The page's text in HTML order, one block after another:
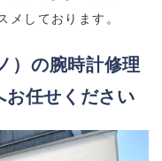
メしております。
）の腕時計修理
お任せください